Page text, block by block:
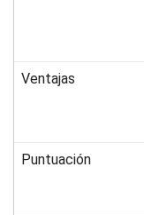
Ventajas
Puntuación